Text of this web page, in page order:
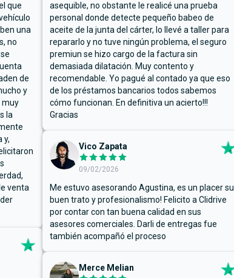
que
una
no
de
y
muy
la
y,
venta
asequible, no obstante le realicé una prueba
personal donde detecte pequeño babeo de
aceite de la junta del cárter, lo llevé a taller para
repararlo y no tuve ningún problema, el seguro
premiun se hizo cargo de la factura sin
demasiada dilatación. Muy contento y
recomendable. Yo pagué al contado ya que eso
de los préstamos bancarios todos sabemos
cómo funcionan. En definitiva un acierto!!!
Gracias
Vico Zapata
09/02/2026
Me estuvo asesorando Agustina, es un placer su
buen trato y profesionalismo! Felicito a Clidrive
por contar con tan buena calidad en sus
asesores comerciales. Darli de entregas fue
también acompañó el proceso
Merce Melian